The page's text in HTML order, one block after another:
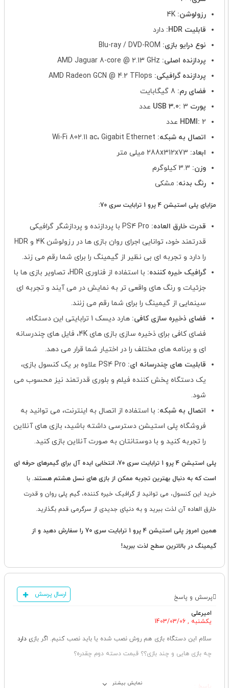
رزولوشن:
قابلیت HDR:
دارد
نوع درایو بازی:
پردازنده اصلی:
پردازنده گرافیکی:
فضای رم:
پورت USB 3.0: 3 عدد
HDMI: 2 عدد
اتصال به شبکه:
ابعاد:
وزن:
رنگ بدنه: مشکی
مزایای پلی استیشن 4 پرو 1 ترابایت سری 70:
قدرت خارق العاده:
PS4 Pro با پردازنده و پردازشگر گرافیکی
قدرتمند خود، توانایی اجرای روان بازی ها در رزولوشن 4K و HDR
را دارد و تجربه ای بی نظیر از گیمینگ را برای شما رقم می زند.
گرافیک خیره کننده:
با استفاده از فناوری HDR، تصاویر بازی ها با
جزئیات و رنگ های واقعی تر به نمایش در می آیند و تجربه ای
سینمایی از گیمینگ را برای شما رقم می زنند.
فضای ذخیره سازی کافی:
هارد دیسک 1 ترابایتی این دستگاه،
فضای کافی برای ذخیره سازی بازی های 4K، فایل های چندرسانه
ای و برنامه های مختلف را در اختیار شما قرار می دهد.
قابلیت های چندرسانه ای:
PS4 Pro علاوه بر یک کنسول بازی،
یک دستگاه پخش کننده فیلم و بلوری قدرتمند نیز محسوب می
شود.
اتصال به شبکه: با استفاده از اتصال به اینترنت، می توانید به
فروشگاه پلی استیشن دسترسی داشته باشید، بازی های آنلاین
را تجربه کنید و با دوستانتان به صورت آنلاین بازی کنید.
پلی استیشن 4 پرو 1 ترابایت سری 70، انتخابی ایده آل برای گیمرهای حرفه ای
است که به دنبال بهترین تجربه ممکن از بازی های نسل هشتم هستند. با
خرید این کنسول، می توانید از گرافیک خیره کننده، گیم پلی روان و قدرت
خارق العاده آن لذت ببرید و به دنیای جدیدی از سرگرمی قدم بگذارید.
همین امروز پلی استیشن 4 پرو 1 ترابایت سری 70 را سفارش دهید و از
گیمینگ در بالاترین سطح لذت ببرید!
پرسش و پاسخ ارسال پرسش
امیرعلی
یکشنبه , 1403/03/06
سلام این دستگاه بازی هم روش نصب شده یا باید نصب کنیم. اگر بازی دارد
چه بازی هایی و چند بازی؟؟ قبمت دسته دوم چقدره؟